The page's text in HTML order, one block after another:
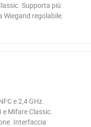
Supporta più
Wiegand regolabile.
e 2,4 GHz.
e Mifare Classic.
Interfaccia